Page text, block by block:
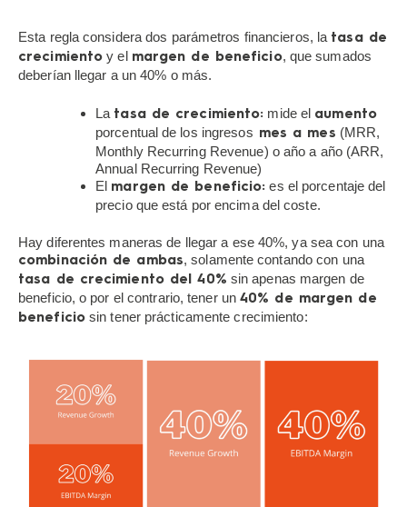
Esta regla considera dos parámetros financieros, la tasa de
crecimiento y el margen de beneficio, que sumados
deberían llegar a un 40% o más.
La tasa de crecimiento: mide el aumento
porcentual de los ingresos mes a mes (MRR,
Monthly Recurring Revenue) o año a año (ARR,
Annual Recurring Revenue)
El margen de beneficio: es el porcentaje del
precio que está por encima del coste.
Hay diferentes maneras de llegar a ese 40%, ya sea con una
combinación de ambas, solamente contando con una
tasa de crecimiento del 40% sin apenas margen de
beneficio, o por el contrario, tener un40% de margen de
beneficiosin tener prácticamente crecimiento: